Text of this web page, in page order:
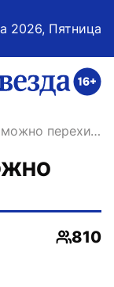
2026, Пятница
перехитрить
810